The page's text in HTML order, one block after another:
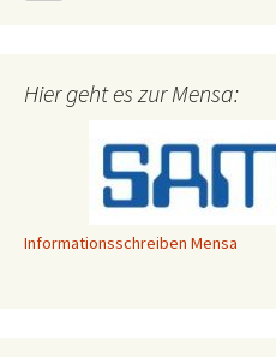
Hier geht es zur Mensa:
Informationsschreiben Mensa